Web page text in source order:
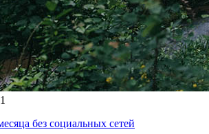
без социальных сетей